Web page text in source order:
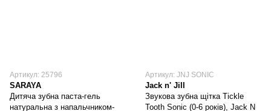
Артикул: 25796
SARAYA
Дитяча зубна паста-гель
натуральна з напальчником-
Артикул: JNJ SONIC
Jack n' Jill
Звукова зубна щітка Tickle
Tooth Sonic (0-6 років), Jack N